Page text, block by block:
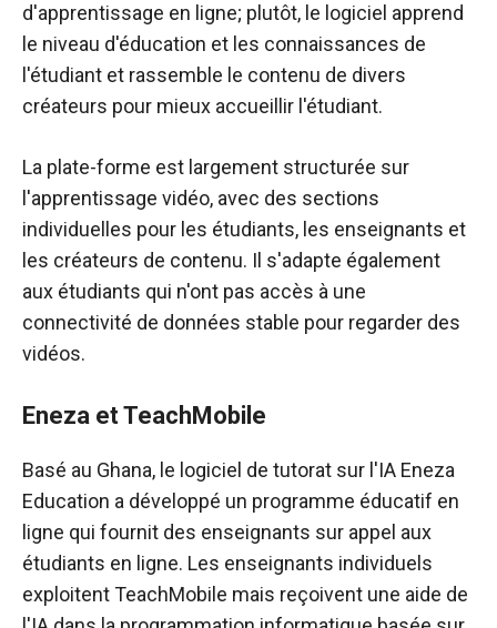
d'apprentissage en ligne; plutôt, le logiciel apprend
le niveau d'éducation et les connaissances de
l'étudiant et rassemble le contenu de divers
créateurs pour mieux accueillir l'étudiant.
La plate-forme est largement structurée sur
l'apprentissage vidéo, avec des sections
individuelles pour les étudiants, les enseignants et
les créateurs de contenu. Il s'adapte également
aux étudiants qui n'ont pas accès à une
connectivité de données stable pour regarder des
vidéos.
Eneza et TeachMobile
Basé au Ghana, le logiciel de tutorat sur l'IA Eneza
Education a développé un programme éducatif en
ligne qui fournit des enseignants sur appel aux
étudiants en ligne. Les enseignants individuels
exploitent TeachMobile mais reçoivent une aide de